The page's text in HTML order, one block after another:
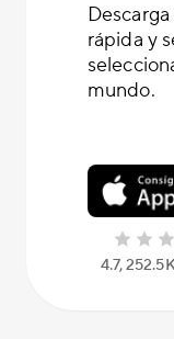
rápida y
mundo.
4.7,